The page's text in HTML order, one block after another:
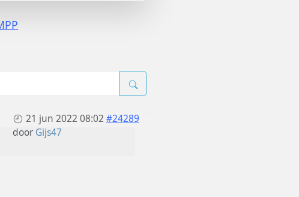
21 jun 2022 08:02 #24289
door Gijs47